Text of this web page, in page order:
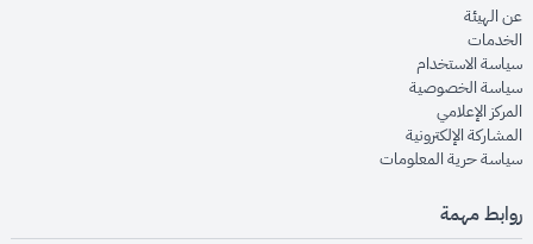
عن الهيئةopens in new window
الخدماتopens in new window
سياسة الاستخدام
سياسة الخصوصيةopens in new window
المركز الإعلاميopens in new window
المشاركة الإلكترونيةopens in new window
سياسة حرية المعلوماتopens in new window
روابط مهمة